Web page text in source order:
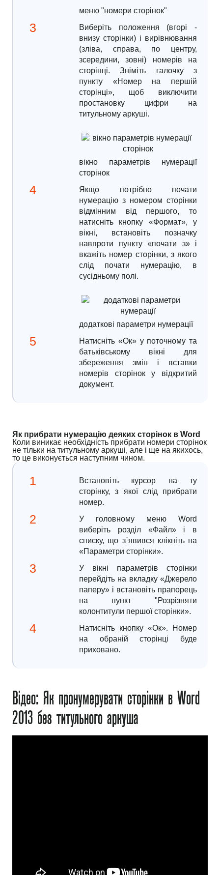
меню "номери сторінок"
Виберіть положення (вгорі -
внизу сторінки) і вирівнювання
(зліва, справа, по центру,
зсередини, зовні) номерів на
сторінці. Зніміть галочку з
пункту «Номер на першій
сторінці», щоб виключити
простановку цифри на
титульному аркуші.
вікно параметрів нумерації
сторінок
Якщо потрібно почати
нумерацію з номером сторінки
відмінним від першого, то
натисніть кнопку «Формат», у
вікні, встановіть позначку
навпроти пункту «почати з» і
вкажіть номер сторінки, з якого
слід почати нумерацію, в
сусідньому полі.
додаткові параметри нумерації
Натисніть «Ок» у поточному та
батьківському вікні для
збереження змін і вставки
номерів сторінок у відкритий
документ.
Як прибрати нумерацію деяких сторінок в Word
Коли виникає необхідність прибрати номери сторінок
не тільки на титульному аркуші, але і ще на якихось,
то це виконується наступним чином.
Встановіть курсор на ту
сторінку, з якої слід прибрати
номер.
У головному меню Word
виберіть розділ «Файл» і в
списку, що з`явився клікніть на
«Параметри сторінки».
У вікні параметрів сторінки
перейдіть на вкладку «Джерело
паперу» і встановіть прапорець
на пункт "Розрізняти
колонтитули першої сторінки».
Натисніть кнопку «Ок». Номер
на обраній сторінці буде
приховано.
Відео: Як пронумерувати сторінки в Word
2013 без титульного аркуша